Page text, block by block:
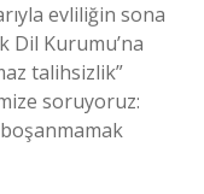
evliliğin sona
Dil Kurumu’na
talihsizlik”
soruyoruz: